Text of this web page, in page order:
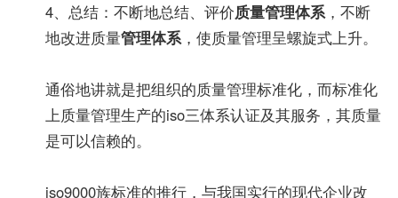
4、总结：不断地总结、评价质量管理体系，不断
地改进质量管理体系，使质量管理呈螺旋式上升。
通俗地讲就是把组织的质量管理标准化，而标准化
上质量管理生产的iso三体系认证及其服务，其质量
是可以信赖的。
iso9000族标准的推行，与我国实行的现代企业改